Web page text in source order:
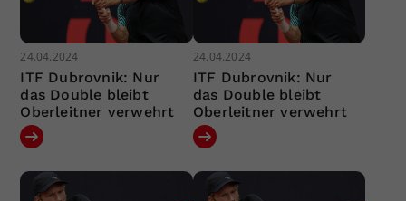
24.04.2024
ITF Dubrovnik: Nur
das Double bleibt
Oberleitner verwehrt
24.04.2024
ITF Dubrovnik: Nur
das Double bleibt
Oberleitner verwehrt